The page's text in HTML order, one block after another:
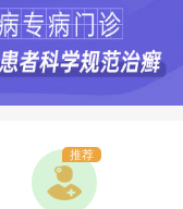
推荐